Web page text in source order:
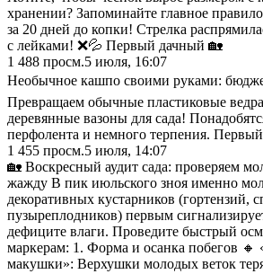
хранении? Запоминайте главное
за 20 дней до копки! Стрелка
с лейками! ❌💦 Первый дачный 🏡
1 488 просм.5 июля, 16:07
Необычное кашпо своими руками:
Превращаем обычные пластиковые
деревянные вазоны для сада!
перфолента и немного терпения.
1 455 просм.5 июля, 14:07
🏡 Воскресный аудит сада: проверяем
жажду В пик июльского зноя именно
декоративных кустарников (гортензий,
пузыреплодников) первым
дефиците влаги. Проведите быстрый
маркерам: 1. Форма и осанка побегов
макушки»: Верхушки молодых веток